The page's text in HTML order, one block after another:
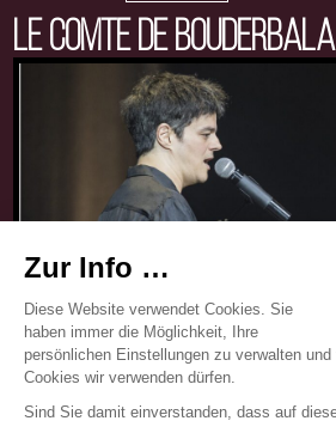
LE COMTE DE BOUDERBALA
17.05.2025 CONCERT